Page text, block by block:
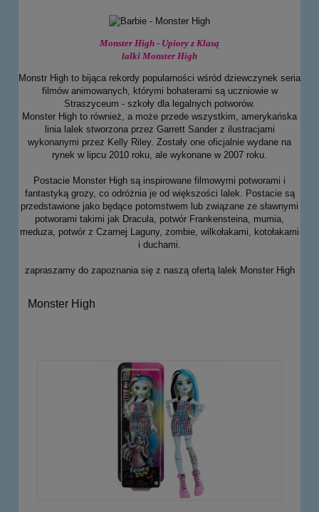
Monster High - Upiory z Klasą
lalki Monster High
Monstr High to bijąca rekordy popularności wśród dziewczynek seria
filmów animowanych, którymi bohaterami są uczniowie w
Straszyceum - szkoły dla legalnych potworów.
Monster High to również, a może przede wszystkim, amerykańska
linia lalek stworzona przez Garrett Sander z ilustracjami
wykonanymi przez Kelly Riley. Zostały one oficjalnie wydane na
rynek w lipcu 2010 roku, ale wykonane w 2007 roku.
Postacie Monster High są inspirowane filmowymi potworami i
fantastyką grozy, co odróżnia je od większości lalek. Postacie są
przedstawione jako będące potomstwem lub związane ze sławnymi
potworami takimi jak Dracula, potwór Frankensteina, mumia,
meduza, potwór z Czarnej Laguny, zombie, wilkołakami, kotołakami
i duchami.
zapraszamy do zapoznania się z naszą ofertą lalek Monster High
Monster High